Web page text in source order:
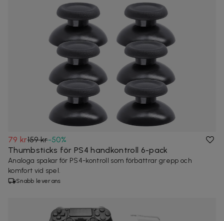
79 kr159 kr-50%
Thumbsticks för PS4 handkontroll 6-pack
Analoga spakar för PS4-kontroll som förbättrar grepp och
komfort vid spel.
Snabb leverans